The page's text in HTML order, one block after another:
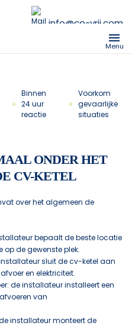
info@co-vrij.com
Menu
Binnen
24 uur
reactie
Voorkom
gevaarlijke
situaties
ONDER HET
CV-KETEL
over het algemeen de
bepaalt de beste locatie
de gewenste plek.
sluit de cv-ketel aan
en elektriciteit.
de installateur installeert een
van
installateur monteert de